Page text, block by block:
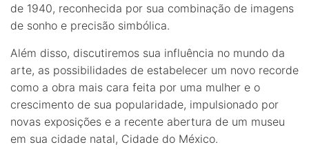
de 1940, reconhecida por sua combinação de imagens
de sonho e precisão simbólica.
Além disso, discutiremos sua influência no mundo da
arte, as possibilidades de estabelecer um novo recorde
como a obra mais cara feita por uma mulher e o
crescimento de sua popularidade, impulsionado por
novas exposições e a recente abertura de um museu
em sua cidade natal, Cidade do México.